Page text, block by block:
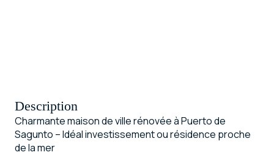
Description
Charmante maison de ville rénovée à Puerto de
Sagunto – Idéal investissement ou résidence proche
de la mer